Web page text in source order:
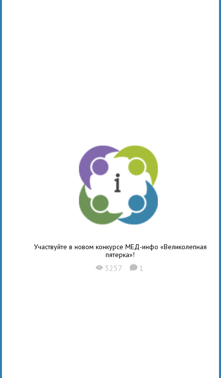
Участвуйте в новом конкурсе МЕД-инфо «Великолепная
пятерка»!
X 3257 K 1